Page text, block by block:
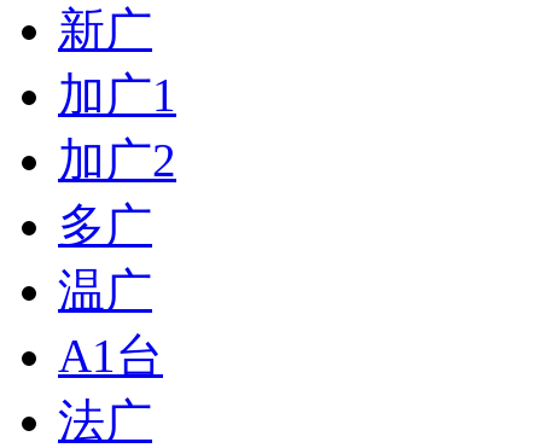
新广
加广1
加广2
多广
温广
A1台
法广